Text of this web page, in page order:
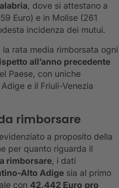
, dove si attestano a
Euro) e in Molise (261
incidenza dei mutui.
rata media rimborsata ogni
all’anno precedente
Paese, con uniche
e il Friuli-Venezia
rimborsare
a proposito della
per quanto riguarda il
rimborsare, i dati
Alto Adige sia al primo
con 42.442 Euro pro